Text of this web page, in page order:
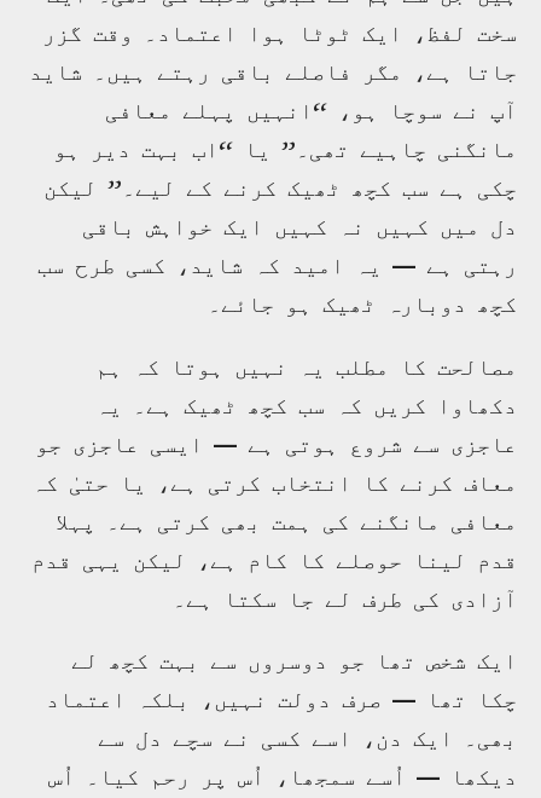
سخت لفظ، ایک ٹوٹا ہوا اعتماد۔ وقت گزر
جاتا ہے، مگر فاصلے باقی رہتے ہیں۔ شاید
آپ نے سوچا ہو، “انہیں پہلے معافی
مانگنی چاہیے تھی۔” یا “اب بہت دیر ہو
چکی ہے سب کچھ ٹھیک کرنے کے لیے۔” لیکن
دل میں کہیں نہ کہیں ایک خواہش باقی
رہتی ہے — یہ امید کہ شاید، کسی طرح سب
کچھ دوبارہ ٹھیک ہو جائے۔
مصالحت کا مطلب یہ نہیں ہوتا کہ ہم
دکھاوا کریں کہ سب کچھ ٹھیک ہے۔ یہ
عاجزی سے شروع ہوتی ہے — ایسی عاجزی جو
معاف کرنے کا انتخاب کرتی ہے، یا حتیٰ کہ
معافی مانگنے کی ہمت بھی کرتی ہے۔ پہلا
قدم لینا حوصلے کا کام ہے، لیکن یہی قدم
آزادی کی طرف لے جا سکتا ہے۔
ایک شخص تھا جو دوسروں سے بہت کچھ لے
چکا تھا — صرف دولت نہیں، بلکہ اعتماد
بھی۔ ایک دن، اسے کسی نے سچے دل سے
دیکھا — اُسے سمجھا، اُس پر رحم کیا۔ اُس